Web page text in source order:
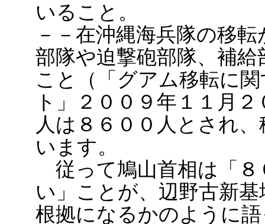
いること。
－－在沖縄海兵隊の移
部隊や迫撃砲部隊、補
こと（「グアム移転に
ト」２００９年１１月
人は８６００人とされ
います。
従って鳩山首相は「８
い」ことが、辺野古新
根拠になるかのように